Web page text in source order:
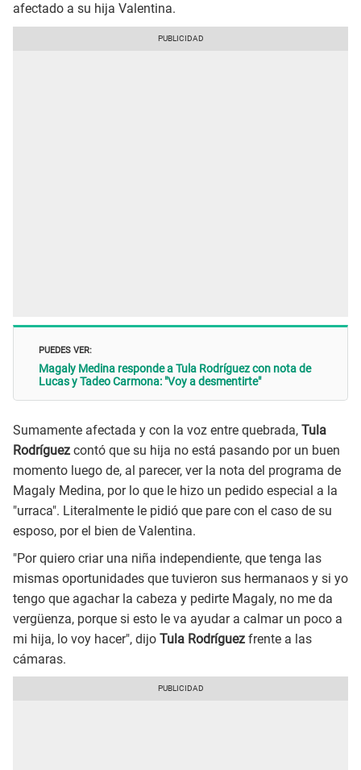
afectado a su hija Valentina.
PUEDES VER:
Magaly Medina responde a Tula Rodríguez con nota de
Lucas y Tadeo Carmona: "Voy a desmentirte"
Sumamente afectada y con la voz entre quebrada, Tula
Rodríguez contó que su hija no está pasando por un buen
momento luego de, al parecer, ver la nota del programa de
Magaly Medina, por lo que le hizo un pedido especial a la
"urraca". Literalmente le pidió que pare con el caso de su
esposo, por el bien de Valentina.
"Por quiero criar una niña independiente, que tenga las
mismas oportunidades que tuvieron sus hermanaos y si yo
tengo que agachar la cabeza y pedirte Magaly, no me da
vergüenza, porque si esto le va ayudar a calmar un poco a
mi hija, lo voy hacer", dijo Tula Rodríguez frente a las
cámaras.